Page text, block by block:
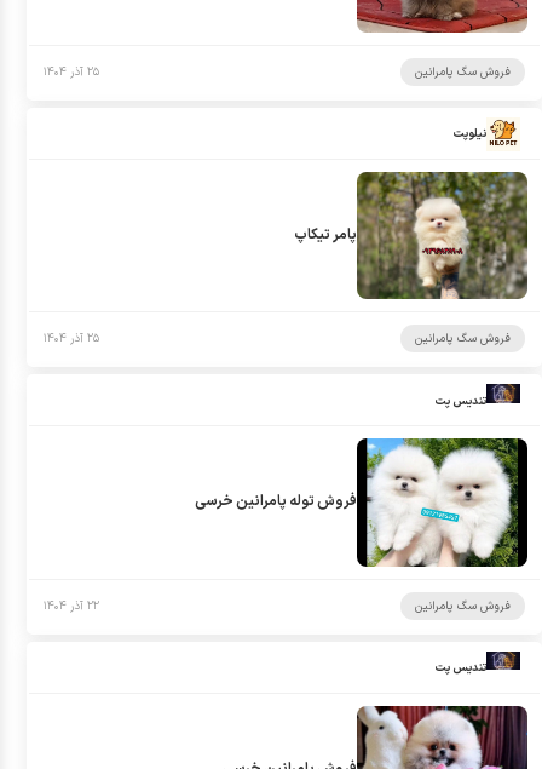
فروش سگ پامرانین ۲۵ آذر ۱۴۰۴
نیلوپت
پامر تیکاپ
فروش سگ پامرانین ۲۵ آذر ۱۴۰۴
تندیس پت
فروش توله پامرانین خرسی
فروش سگ پامرانین ۲۲ آذر ۱۴۰۴
تندیس پت